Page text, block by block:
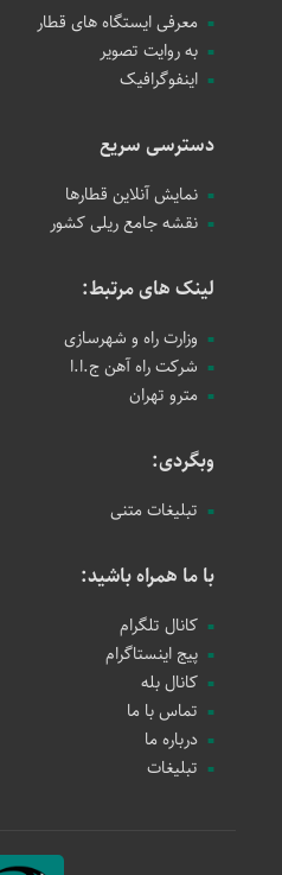
معرفی ایستگاه های قطار
به روایت تصویر
اینفوگرافیک
دسترسی سریع
نمایش آنلاین قطارها
نقشه جامع ریلی کشور
لینک های مرتبط:
وزارت راه و شهرسازی
شرکت راه آهن ج.ا.ا
مترو تهران
وبگردی:
تبلیغات متنی
با ما همراه باشید:
کانال تلگرام
پیج اینستاگرام
کانال بله
تماس با ما
درباره ما
تبلیغات